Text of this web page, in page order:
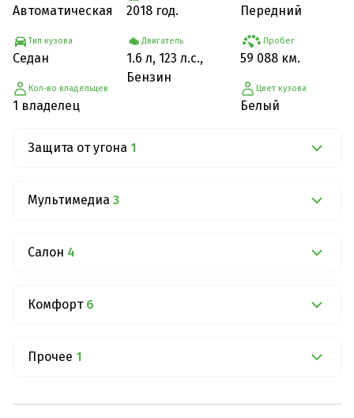
Автоматическая
Тип кузова
Седан
Кол-во владельцев
1 владелец
2018 год.
Двигатель
1.6 л, 123 л.с.,
Бензин
Передний
Пробег
59 088 км.
Цвет кузова
Белый
Защита от угона 1
Мультимедиа 3
Салон 4
Комфорт 6
Прочее 1